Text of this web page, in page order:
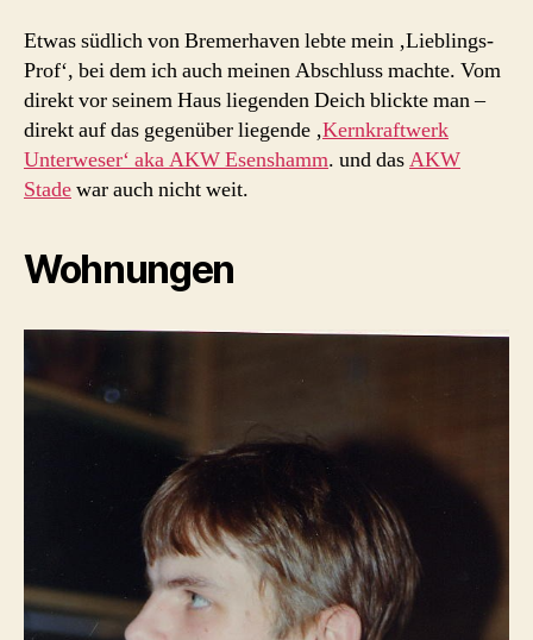
Etwas südlich von Bremerhaven lebte mein ‚Lieblings-
Prof‘, bei dem ich auch meinen Abschluss machte. Vom
direkt vor seinem Haus liegenden Deich blickte man –
direkt auf das gegenüber liegende ‚Kernkraftwerk
Unterweser‘ aka AKW Esenshamm. und dasAKW
Stadewar auch nicht weit.
Wohnungen